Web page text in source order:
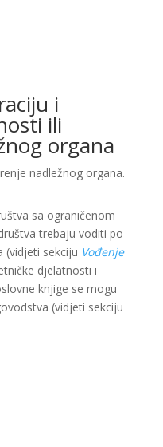
i
ili
organa
nadležnog organa.
sa ograničenom
trebaju voditi po
(vidjeti sekciju Vođenje
djelatnosti i
knjige se mogu
(vidjeti sekciju